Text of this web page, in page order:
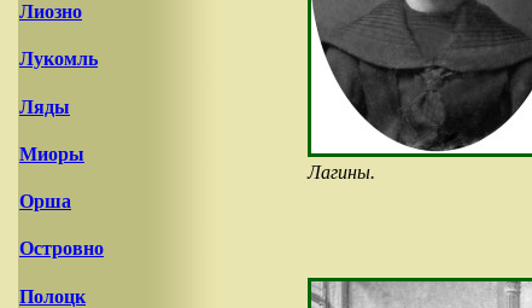
Лиозно
Лукомль
Ляды
Миоры
Орша
Островно
Полоцк
Лагины.